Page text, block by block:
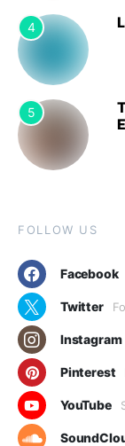
4
5
FOLLOW US
Facebook
Twitter
Instagram
Pinterest
YouTube